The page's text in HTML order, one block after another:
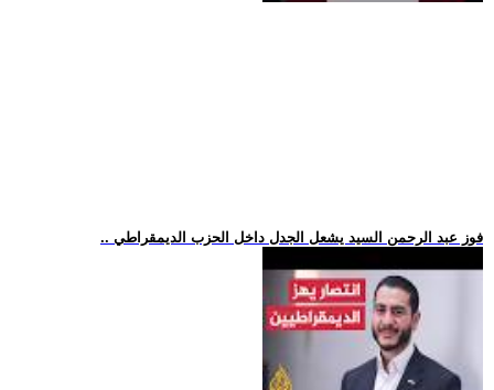
.. فوز عبد الرحمن السيد يشعل الجدل داخل الحزب الديمقراطي